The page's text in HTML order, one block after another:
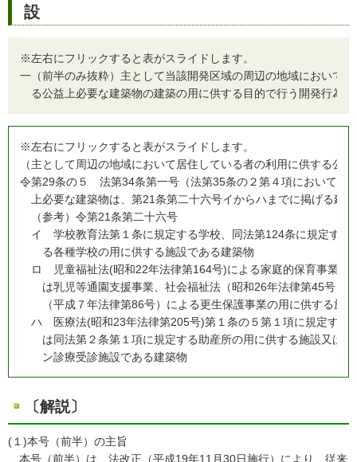
設
※左右にフリックすると表がスライドします。
一 （前半のみ抜粋）主として当該開発区域の周辺の地域において
る公益上必要な建築物の建築の用に供する目的で行う開発行為
※左右にフリックすると表がスライドします。
（主として周辺の地域において居住している者の利用に供する公
令第29条の５ 法第34条第一号（法第35条の２第４項において準
上必要な建築物は、第21条第二十六号イからハまでに掲げる建
（参考）令第21条第二十六号
イ
学校教育法第１条に規定する学校、同法第124条に規定する
る各種学校の用に供する施設である建築物
ロ
児童福祉法(昭和22年法律第164号)による家庭的保育事業、
は乳児等通園支援事業、社会福祉法（昭和26年法律第45号）
（平成７年法律第86号）による更生保護事業の用に供する施
ハ 医療法(昭和23年法律第205号)第１条の５第１項に規定する
は同法第２条第１項に規定する助産所の用に供する施設又は
ン診療受診施設である建築物
〔解説〕
(１)本号（前半）の主旨
本号（前半）は、法改正（平成19年11月30日施行）により、従来